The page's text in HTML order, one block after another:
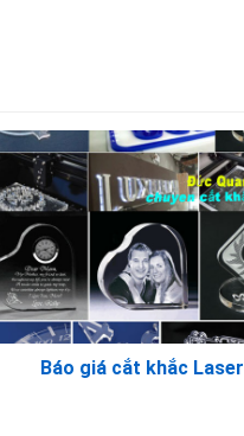
Báo giá cắt khắc Laser